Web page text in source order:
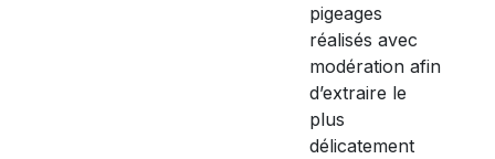
pigeages
réalisés avec
modération afin
d’extraire le
plus
délicatement